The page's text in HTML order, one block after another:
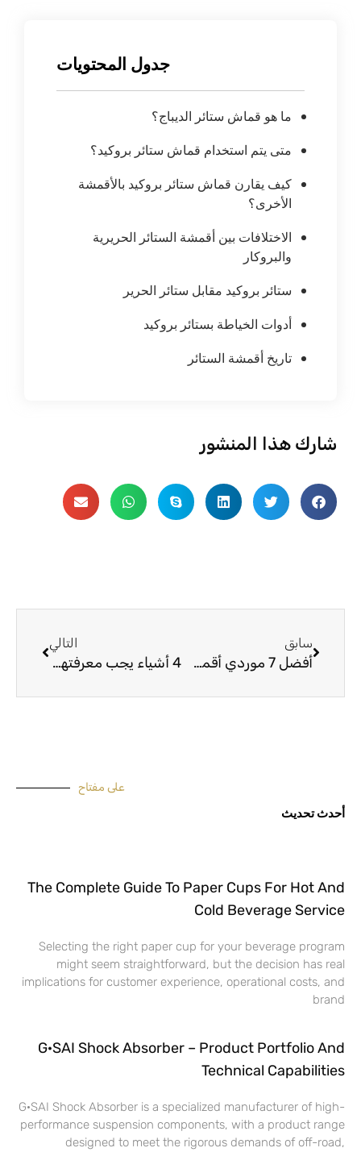
جدول المحتويات
ما هو قماش ستائر الديباج؟
متى يتم استخدام قماش ستائر بروكيد؟
كيف يقارن قماش ستائر بروكيد بالأقمشة
الأخرى؟
الاختلافات بين أقمشة الستائر الحريرية
والبروكار
ستائر بروكيد مقابل ستائر الحرير
أدوات الخياطة بستائر بروكيد
تاريخ أقمشة الستائر
شارك هذا المنشور
سابق
أفضل 7 موردي أقمشة الستائر الآسيوية في جنوب إفريقيا
التالي
4 أشياء يجب معرفتها حول صناعة أقمشة ستائر الأطفال
على مفتاح
أحدث تحديث
The Complete Guide To Paper Cups For Hot And
Cold Beverage Service
Selecting the right paper cup for your beverage program
might seem straightforward, but the decision has real
implications for customer experience, operational costs, and
brand
G·SAI Shock Absorber – Product Portfolio And
Technical Capabilities
G·SAI Shock Absorber is a specialized manufacturer of high-
performance suspension components, with a product range
designed to meet the rigorous demands of off-road,